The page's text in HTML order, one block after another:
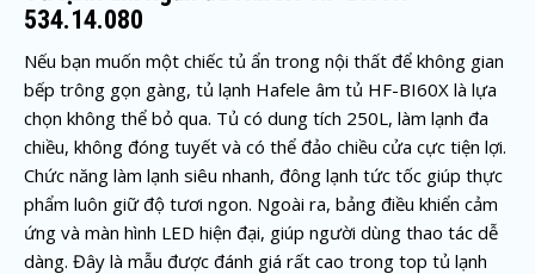
534.14.080
Nếu bạn muốn một chiếc tủ ẩn trong nội thất để không gian
bếp trông gọn gàng, tủ lạnh Hafele âm tủ HF-BI60X là lựa
chọn không thể bỏ qua. Tủ có dung tích 250L, làm lạnh đa
chiều, không đóng tuyết và có thể đảo chiều cửa cực tiện lợi.
Chức năng làm lạnh siêu nhanh, đông lạnh tức tốc giúp thực
phẩm luôn giữ độ tươi ngon. Ngoài ra, bảng điều khiển cảm
ứng và màn hình LED hiện đại, giúp người dùng thao tác dễ
dàng. Đây là mẫu được đánh giá rất cao trong top tủ lạnh